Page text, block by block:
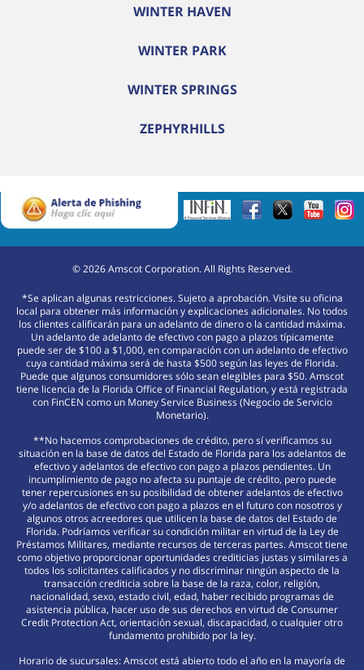
WINTER HAVEN
WINTER PARK
WINTER SPRINGS
ZEPHYRHILLS
©2026Amscot Corporation. All Rights Reserved.
*Se aplican algunas restricciones. Sujeto a aprobación. Visite su oficina
local para obtener más información y explicaciones adicionales. No todos
los clientes calificarán para un adelanto de dinero o la cantidad máxima.
Un adelanto de adelanto de efectivo con pago a plazos típicamente
puede ser de $100 a $1,000, en comparación con un adelanto de efectivo
cuya cantidad máxima será de hasta $500 según las leyes de Florida.
Puede que algunos consumidores sólo sean elegibles para $50. Amscot
tiene licencia de la Florida Office of Financial Regulation, y está registrada
con FinCEN como un Money Service Business (Negocio de Servicio
Monetario).
**No hacemos comprobaciones de crédito, pero sí verificamos su
situación en la base de datos del Estado de Florida para los adelantos de
efectivo y adelantos de efectivo con pago a plazos pendientes. Un
incumplimiento de pago no afecta su puntaje de crédito, pero puede
tener repercusiones en su posibilidad de obtener adelantos de efectivo
y/o adelantos de efectivo con pago a plazos en el futuro con nosotros y
algunos otros acreedores que utilicen la base de datos del Estado de
Florida. Podríamos verificar su condición militar en virtud de la Ley de
Préstamos Militares, mediante recursos de terceras partes. Amscot tiene
como objetivo proporcionar oportunidades crediticias justas y similares a
todos los solicitantes calificados y no discriminar ningún aspecto de la
transacción crediticia sobre la base de la raza, color, religión,
nacionalidad, sexo, estado civil, edad, haber recibido programas de
asistencia pública, hacer uso de sus derechos en virtud de Consumer
Credit Protection Act, orientación sexual, discapacidad, o cualquier otro
fundamento prohibido por la ley.
Horario de sucursales: Amscot está abierto todo el año en la mayoría de